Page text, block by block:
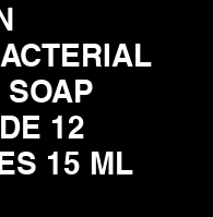
SOAP
12
15 ML